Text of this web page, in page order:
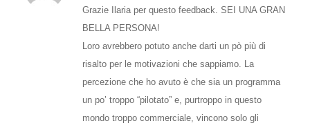
Grazie Ilaria per questo feedback. SEI UNA GRAN
BELLA PERSONA!
Loro avrebbero potuto anche darti un pò più di
risalto per le motivazioni che sappiamo. La
percezione che ho avuto è che sia un programma
un po’ troppo “pilotato” e, purtroppo in questo
mondo troppo commerciale, vincono solo gli